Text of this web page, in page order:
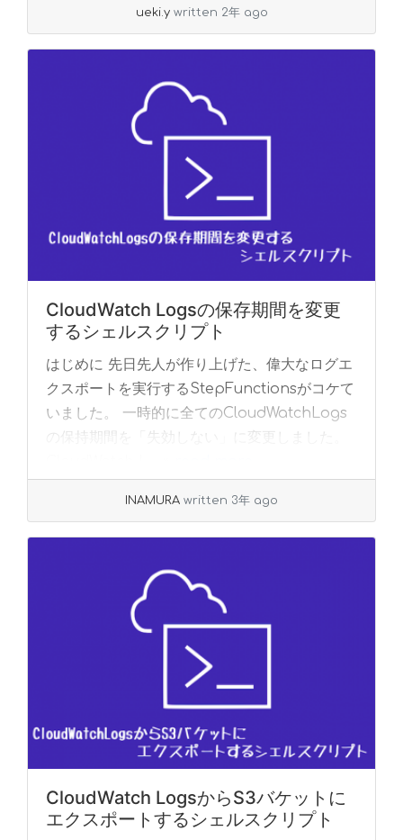
ueki.y written 2年 ago
CloudWatch Logsの保存期間を変更
するシェルスクリプト
はじめに 先日先人が作り上げた、偉大なログエ
クスポートを実行するStepFunctionsがコケて
いました。 一時的に全てのCloudWatchLogs
の保持期間を「失効しない」に変更しました。
INAMURA written 3年 ago
CloudWatch LogsからS3バケットに
エクスポートするシェルスクリプト